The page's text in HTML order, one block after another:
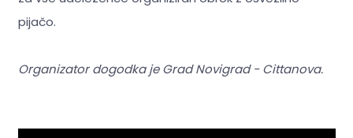
pijačo.
Organizator dogodka je Grad Novigrad - Cittanova.